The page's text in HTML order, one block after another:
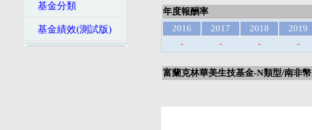
基金分類
基金績效(測試版)
年度報酬率
2016
2017 2018 2019
-
- - -
富蘭克林華美生技基金-N類型/南非幣